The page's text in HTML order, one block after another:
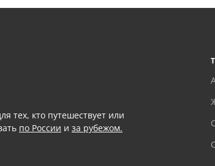
тех, кто путешествует или
по России и за рубежом.